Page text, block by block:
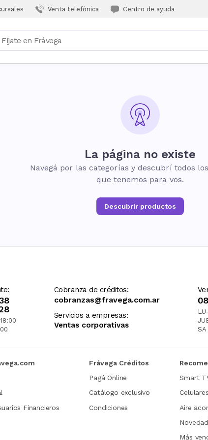
Venta telefónica Centro de ayuda
La página no existe
Navegá por las categorías y descubrí todos
que tenemos para vos.
Descubrir productos
Cobranza de créditos:
cobranzas@fravega.com.ar
Servicios a empresas:
Ventas corporativas
SA
Financieros
Frávega Créditos
Pagá Online
Catálogo exclusivo
Condiciones
Smart
Celulares
Aire
Más